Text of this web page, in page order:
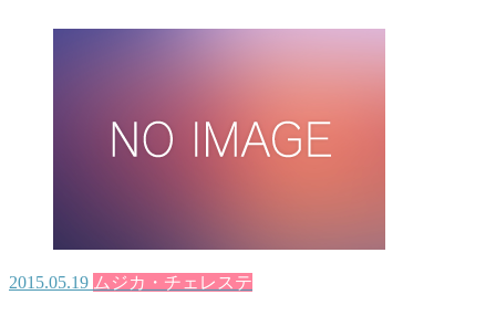
2015.05.19 ムジカ・チェレステ